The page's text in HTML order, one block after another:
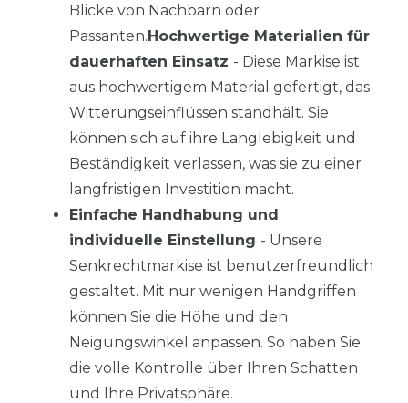
Blicke von Nachbarn oder
Passanten.Hochwertige Materialien für
dauerhaften Einsatz - Diese Markise ist
aus hochwertigem Material gefertigt, das
Witterungseinflüssen standhält. Sie
können sich auf ihre Langlebigkeit und
Beständigkeit verlassen, was sie zu einer
langfristigen Investition macht.
Einfache Handhabung und
individuelle Einstellung - Unsere
Senkrechtmarkise ist benutzerfreundlich
gestaltet. Mit nur wenigen Handgriffen
können Sie die Höhe und den
Neigungswinkel anpassen. So haben Sie
die volle Kontrolle über Ihren Schatten
und Ihre Privatsphäre.